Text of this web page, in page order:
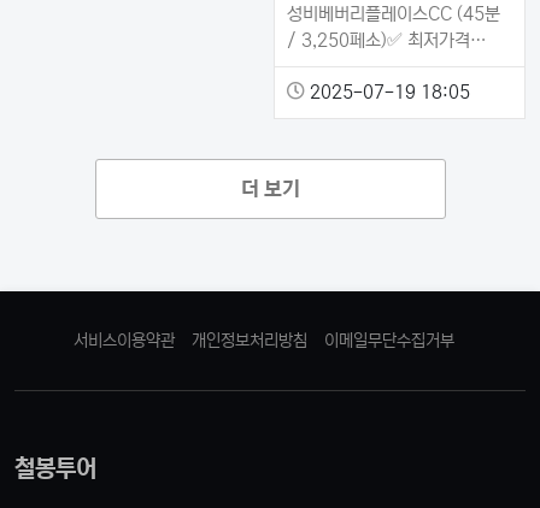
성비베버리플레이스CC (45분
/ 3,250페소)✅ 최저가격…
2025-07-19 18:05
더 보기
서비스이용약관 개인정보처리방침 이메일무단수집거부
철봉투어